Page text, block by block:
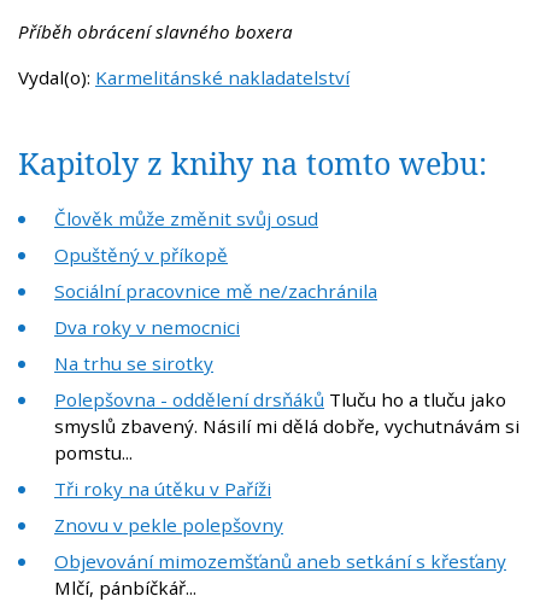
Příběh obrácení slavného boxera
Vydal(o): Karmelitánské nakladatelství
Kapitoly z knihy na tomto webu:
Člověk může změnit svůj osud
Opuštěný v příkopě
Sociální pracovnice mě ne/zachránila
Dva roky v nemocnici
Na trhu se sirotky
Polepšovna - oddělení drsňáků Tluču ho a tluču jako
smyslů zbavený. Násilí mi dělá dobře, vychutnávám si
pomstu...
Tři roky na útěku v Paříži
Znovu v pekle polepšovny
Objevování mimozemšťanů aneb setkání s křesťany
Mlčí, pánbíčkář...